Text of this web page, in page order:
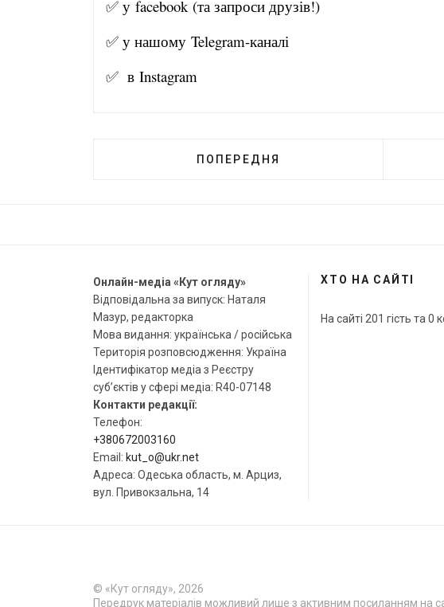
✅ у facebook(та запроси друзів!)
✅ у нашому Telegram-каналі
✅ в Instagram
ПОПЕРЕДНЯ
Онлайн-медіа «Кут огляду»
Відповідальна за випуск: Наталя
Мазур, редакторка
Мова видання: українська / російська
Територія розповсюдження: Україна
Ідентифікатор медіа з Реєстру
суб’єктів у сфері медіа: R40-07148
Контакти редакції:
Телефон:
+380672003160
Email: kut_o@ukr.net
Адреса: Одеська область, м. Арциз,
вул. Привокзальна, 14
ХТО НА САЙТІ
На сайті 201 гість та 0
© «Кут огляду», 2026
Передрук матеріалів можливий лише з активним посиланням на